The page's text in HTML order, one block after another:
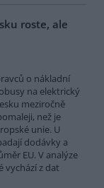
roste, ale
o nákladní
na elektrický
meziročně
než je
unie. U
dodávky a
EU. V analýze
vychází z dat